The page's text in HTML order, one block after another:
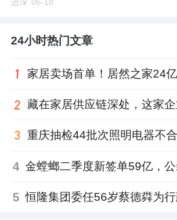
以上产品风险等级为：中 （此
进深 06-18
24小时热门文章
4
5